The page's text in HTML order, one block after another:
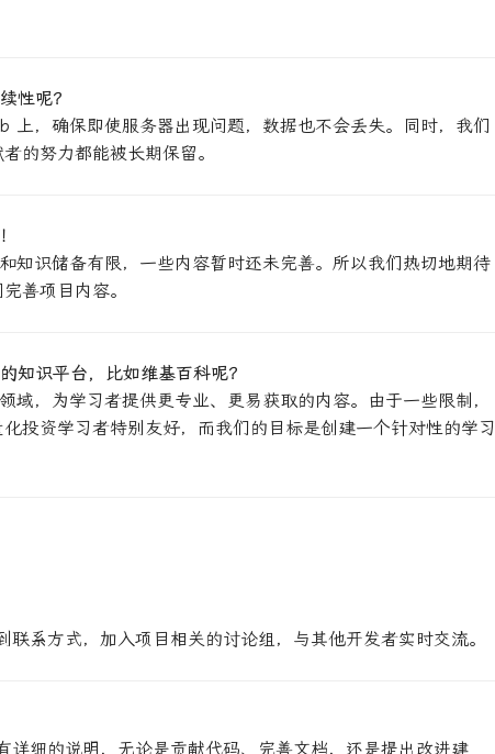
性呢？
上，确保即使服务器出现问题，数据也不会丢失。同时，我们
的努力都能被长期保留。
知识储备有限，一些内容暂时还未完善。所以我们热切地期待
善项目内容。
知识平台，比如维基百科呢？
域，为学习者提供更专业、更易获取的内容。由于一些限制，
投资学习者特别友好，而我们的目标是创建一个针对性的学习
联系方式，加入项目相关的讨论组，与其他开发者实时交流。
详细的说明，无论是贡献代码、完善文档，还是提出改进建